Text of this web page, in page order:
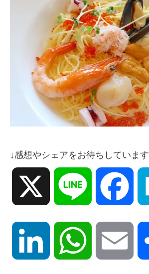
↓感想やシェアをお待ちしています
Line
LinkedIn WhatsApp